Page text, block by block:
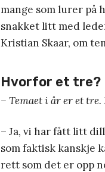
mange som lurer på
snakket litt med
Kristian Skaar, om
Hvorfor et tre?
– Temaet i år er et
– Ja, vi har fått litt
som faktisk kanskje
rett som det er opp